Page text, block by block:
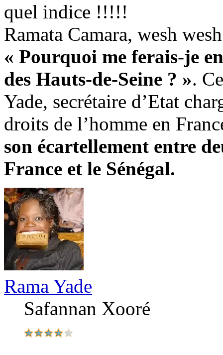
quel indice !!!!!
Ramata Camara, wesh wesh
« Pourquoi me ferais-je
des Hauts-de-Seine ? ».
Yade, secrétaire d’Etat
droits de l’homme en
son écartellement entre
France et le Sénégal.
Rama Yade
Safannan Xooré